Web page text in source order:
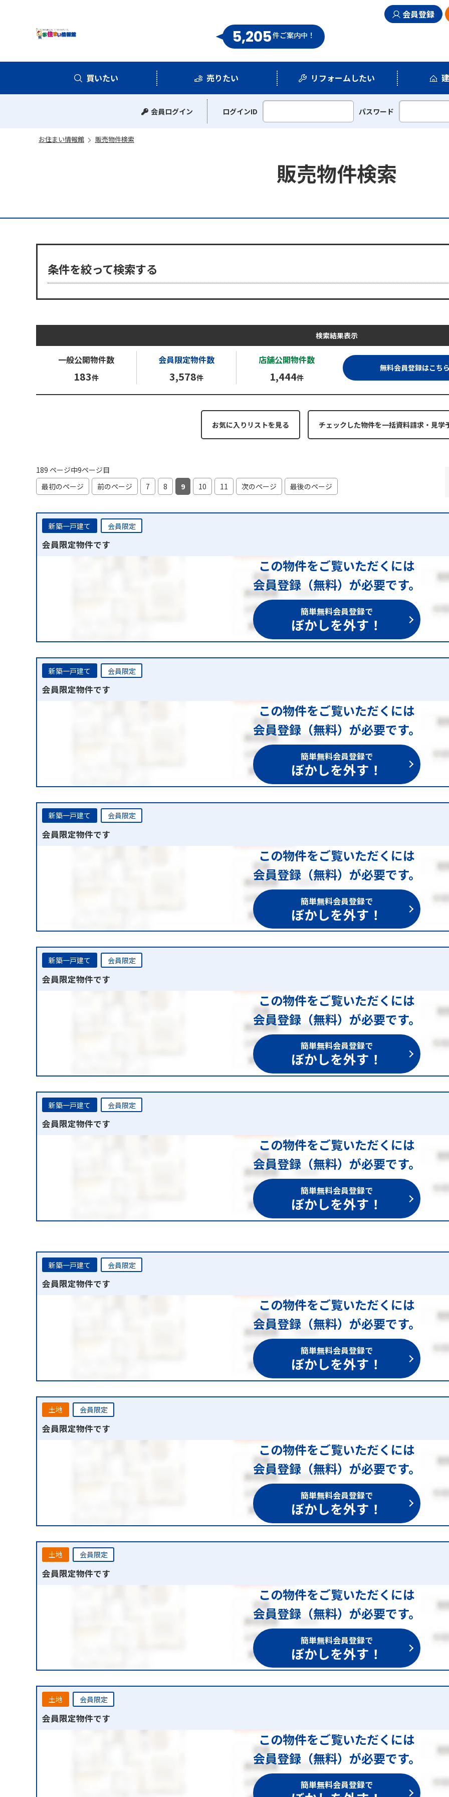
お住まい情報館
5,205件ご案内中！
会員登録
買いたい
中古一戸建て
中古マンション
新築一戸建て
土地
売りたい リフォームしたい
シミュレーション
リフォームプラン
会員ログイン ログインID パスワード
お住まい情報館 販売物件検索
販売物件検索
条件を絞って検索する
検索結果表示
一般公開物件数
183件
会員限定物件数
3,578件
店舗公開物件数
1,444件
無料会員登録はこち
お気に入りリストを見る
189 ページ中9ページ目
最初のページ
前のページ 7 8 9 10 11 次のページ 最後のページ
新築一戸建て 会員限定
会員限定物件です
この物件をご覧いただくには
会員登録（無料）が必要です。
簡単無料会員登録で
ぼかしを外す！
新築一戸建て 会員限定
会員限定物件です
この物件をご覧いただくには
会員登録（無料）が必要です。
簡単無料会員登録で
ぼかしを外す！
新築一戸建て 会員限定
会員限定物件です
この物件をご覧いただくには
会員登録（無料）が必要です。
簡単無料会員登録で
ぼかしを外す！
新築一戸建て 会員限定
会員限定物件です
この物件をご覧いただくには
会員登録（無料）が必要です。
簡単無料会員登録で
ぼかしを外す！
新築一戸建て 会員限定
会員限定物件です
この物件をご覧いただくには
会員登録（無料）が必要です。
簡単無料会員登録で
ぼかしを外す！
新築一戸建て 会員限定
会員限定物件です
この物件をご覧いただくには
会員登録（無料）が必要です。
簡単無料会員登録で
ぼかしを外す！
土地 会員限定
会員限定物件です
この物件をご覧いただくには
会員登録（無料）が必要です。
簡単無料会員登録で
ぼかしを外す！
土地 会員限定
会員限定物件です
この物件をご覧いただくには
会員登録（無料）が必要です。
簡単無料会員登録で
ぼかしを外す！
土地 会員限定
会員限定物件です
この物件をご覧いただくには
会員登録（無料）が必要です。
簡単無料会員登録で